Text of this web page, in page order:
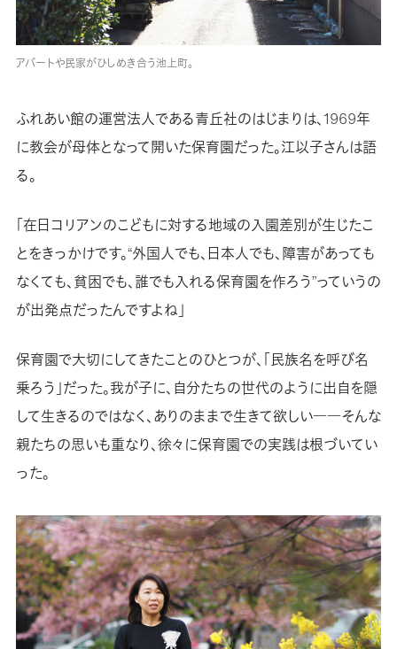
アパートや民家がひしめき合う池上町。
ふれあい館の運営法人である青丘社のはじまりは、1969年
に教会が母体となって開いた保育園だった。江以子さんは語
る。
「在日コリアンのこどもに対する地域の入園差別が生じたこ
とをきっかけです。“外国人でも、日本人でも、障害があっても
なくても、貧困でも、誰でも入れる保育園を作ろう”っていうの
が出発点だったんですよね」
保育園で大切にしてきたことのひとつが、「民族名を呼び名
乗ろう」だった。我が子に、自分たちの世代のように出自を隠
して生きるのではなく、ありのままで生きて欲しい――そんな
親たちの思いも重なり、徐々に保育園での実践は根づいてい
った。